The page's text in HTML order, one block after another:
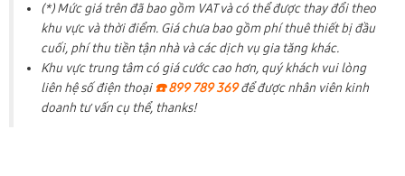
(*) Mức giá trên đã bao gồm VAT và có thể được thay đổi theo
khu vực và thời điểm. Giá chưa bao gồm phí thuê thiết bị đầu
cuối, phí thu tiền tận nhà và các dịch vụ gia tăng khác.
Khu vực trung tâm có giá cước cao hơn, quý khách vui lòng
liên hệ số điện thoại☎️ 899 789 369để được nhân viên kinh
doanh tư vấn cụ thể, thanks!